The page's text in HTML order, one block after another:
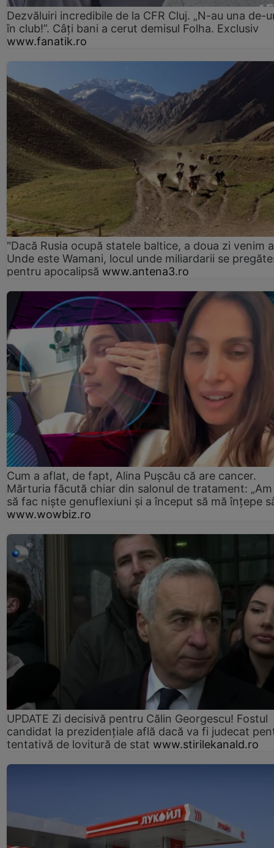
Dezvăluiri incredibile de la CFR Cluj. „N-au una de-
în club!”. Câți bani a cerut demisul Folha. Exclusiv
www.fanatik.ro
"Dacă Rusia ocupă statele baltice, a doua zi venim
Unde este Wamani, locul unde miliardarii se
pentru apocalipsă www.antena3.ro
Cum a aflat, de fapt, Alina Pușcău că are cancer.
Mărturia făcută chiar din salonul de tratament:
să fac niște genuflexiuni și a început să mă înțepe
www.wowbiz.ro
UPDATE Zi decisivă pentru Călin Georgescu! Fostul
candidat la prezidențiale află dacă va fi judecat
tentativă de lovitură de stat www.stirilekanald.ro